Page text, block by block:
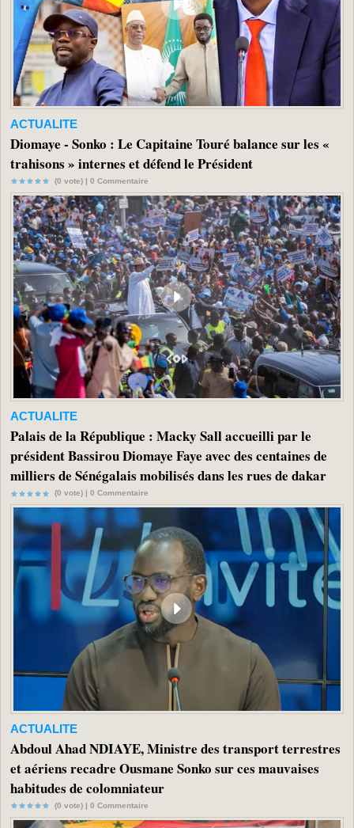
ACTUALITE
Diomaye - Sonko : Le Capitaine Touré balance sur les «
trahisons » internes et défend le Président
(0 vote) | 0 Commentaire
ACTUALITE
Palais de la République : Macky Sall accueilli par le
président Bassirou Diomaye Faye avec des centaines de
milliers de Sénégalais mobilisés dans les rues de dakar
(0 vote) | 0 Commentaire
ACTUALITE
Abdoul Ahad NDIAYE, Ministre des transport terrestres
et aériens recadre Ousmane Sonko sur ces mauvaises
habitudes de colomniateur
(0 vote) | 0 Commentaire